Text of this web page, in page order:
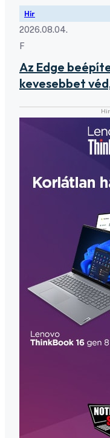
Hír
2026.08.04.
F
Az Edge
kevesebbet